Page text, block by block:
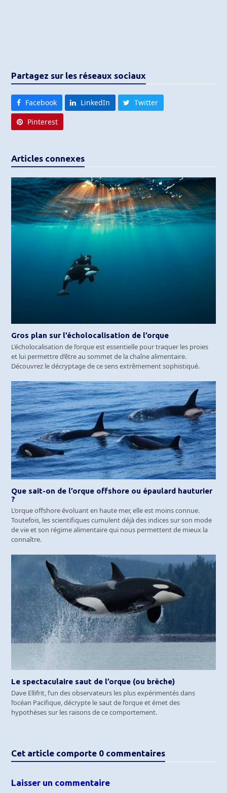
Partagez sur les réseaux sociaux
Facebook LinkedIn
Twitter
Pinterest
Articles connexes
Gros plan sur l’écholocalisation de l’orque
L’écholocalisation de l’orque est essentielle pour traquer les proies
et lui permettre d’être au sommet de la chaîne alimentaire.
Découvrez le décryptage de ce sens extrêmement sophistiqué.
Que sait-on de l’orque offshore ou épaulard hauturier
?
L’orque offshore évoluant en haute mer, elle est moins connue.
Toutefois, les scientifiques cumulent déjà des indices sur son mode
de vie et son régime alimentaire qui nous permettent de mieux la
connaître.
Le spectaculaire saut de l’orque (ou brèche)
Dave Ellifrit, l’un des observateurs les plus expérimentés dans
l’océan Pacifique, décrypte le saut de l’orque et émet des
hypothèses sur les raisons de ce comportement.
Cet article comporte 0 commentaires
Laisser un commentaire